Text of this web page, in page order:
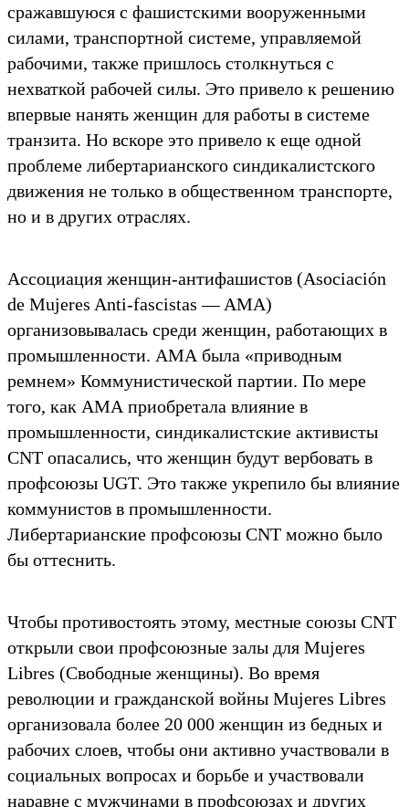
сражавшуюся с фашистскими вооруженными
силами, транспортной системе, управляемой
рабочими, также пришлось столкнуться с
нехваткой рабочей силы. Это привело к решению
впервые нанять женщин для работы в системе
транзита. Но вскоре это привело к еще одной
проблеме либертарианского синдикалистского
движения не только в общественном транспорте,
но и в других отраслях.
Ассоциация женщин-антифашистов (Asociación
de Mujeres Anti-fascistas — AMA)
организовывалась среди женщин, работающих в
промышленности. АМА была «приводным
ремнем» Коммунистической партии. По мере
того, как АМА приобретала влияние в
промышленности, синдикалистские активисты
CNT опасались, что женщин будут вербовать в
профсоюзы UGT. Это также укрепило бы влияние
коммунистов в промышленности.
Либертарианские профсоюзы CNT можно было
бы оттеснить.
Чтобы противостоять этому, местные союзы CNT
открыли свои профсоюзные залы для Mujeres
Libres (Свободные женщины). Во время
революции и гражданской войны Mujeres Libres
организовала более 20 000 женщин из бедных и
рабочих слоев, чтобы они активно участвовали в
социальных вопросах и борьбе и участвовали
наравне с мужчинами в профсоюзах и других